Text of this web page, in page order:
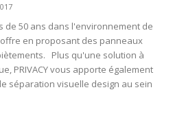
de 50 ans dans l'environnement de
en proposant des panneaux
Plus qu'une solution à
PRIVACY vous apporte également
séparation visuelle design au sein